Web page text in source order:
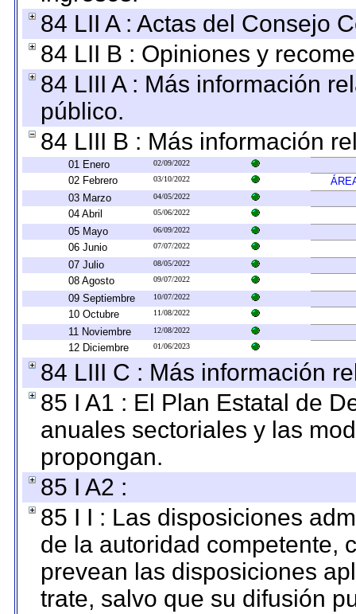
84 LII A : Actas del Consejo
84 LII B : Opiniones y
84 LIII A : Más información
público.
84 LIII B : Más información
01 Enero 02/09/2022
02 Febrero 03/10/2022
03 Marzo
04/05/2022
04 Abril 05/06/2022
05 Mayo 06/09/2022
06 Junio 07/07/2022
07 Julio 08/05/2022
08 Agosto 09/07/2022
09 Septiembre 10/07/2022
10 Octubre 11/08/2022
11 Noviembre 12/08/2022
12 Diciembre 01/06/2023
84 LIII C : Más información
85 I A1 : El Plan Estatal de
anuales sectoriales y las
propongan.
85 I A2 :
85 I I : Las disposiciones
de la autoridad competente,
prevean las disposiciones
trate, salvo que su difusión